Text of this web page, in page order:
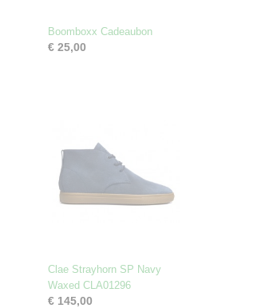
Boomboxx Cadeaubon
€ 25,00
Clae Strayhorn SP Navy
Waxed CLA01296
€ 145,00